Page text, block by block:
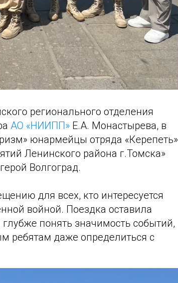
регионального отделения
АО «НИИПП» Е.А. Монастырева, в
юнармейцы отряда «Керепеть»
Ленинского района г.Томска»
Волгоград.
для всех, кто интересуется
войной. Поездка оставила
понять значимость событий,
ребятам даже определиться с